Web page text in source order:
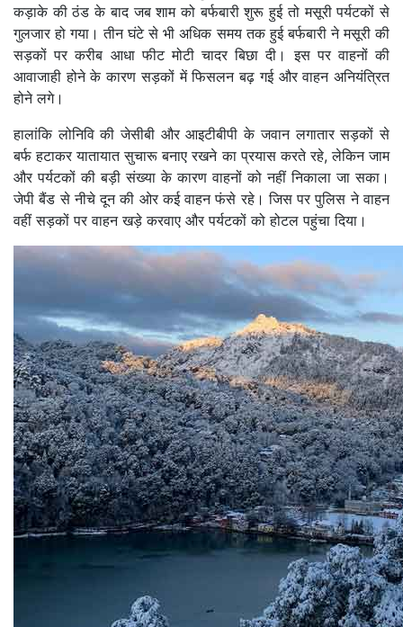
कड़ाके की ठंड के बाद जब शाम को बर्फबारी शुरू हुई तो मसूरी पर्यटकों से
गुलजार हो गया। तीन घंटे से भी अधिक समय तक हुई बर्फबारी ने मसूरी की
सड़कों पर करीब आधा फीट मोटी चादर बिछा दी। इस पर वाहनों की
आवाजाही होने के कारण सड़कों में फिसलन बढ़ गई और वाहन अनियंत्रित
होने लगे।
हालांकि लोनिवि की जेसीबी और आइटीबीपी के जवान लगातार सड़कों से
बर्फ हटाकर यातायात सुचारू बनाए रखने का प्रयास करते रहे, लेकिन जाम
और पर्यटकों की बड़ी संख्या के कारण वाहनों को नहीं निकाला जा सका।
जेपी बैंड से नीचे दून की ओर कई वाहन फंसे रहे। जिस पर पुलिस ने वाहन
वहीं सड़कों पर वाहन खड़े करवाए और पर्यटकों को होटल पहुंचा दिया।